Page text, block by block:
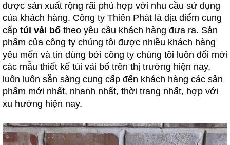
được sản xuất rộng rãi phù hợp với nhu cầu sử dụng
của khách hàng. Công ty Thiên Phát là địa điểm cung
cấp túi vải bố theo yêu cầu khách hàng đưa ra. Sản
phẩm của công ty chúng tôi được nhiều khách hàng
yêu mến và tin dùng bởi công ty chúng tôi luôn đổi mới
các mẫu thiết kế túi vải bố trên thị trường hiện nay,
luôn luôn sẵn sàng cung cấp đến khách hàng các sản
phẩm mới nhất, nhanh nhất, thời trang nhất, hợp với
xu hướng hiện nay.